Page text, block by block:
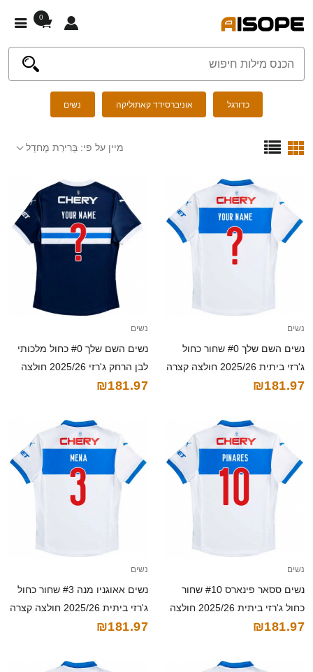
0
כדורגל אוניברסידד קאתוליקה נשים
מיין על פי: בְּרִירַת מֶחדָל
נשים
נשים השם שלך #0 שחור כחול
ג'רזי ביתית 2025/26 חולצה קצרה
₪181.97
נשים
נשים השם שלך #0 כחול מלכותי
לבן הרחק ג'רזי 2025/26 חולצה
קצרה
₪181.97
נשים
נשים ססאר פינארס #10 שחור
כחול ג'רזי ביתית 2025/26 חולצה
קצרה
₪181.97
נשים
נשים אאוגניו מנה #3 שחור כחול
ג'רזי ביתית 2025/26 חולצה קצרה
₪181.97